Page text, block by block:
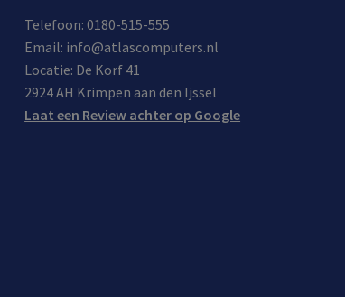
Telefoon: 0180-515-555
Email: info@atlascomputers.nl
Locatie: De Korf 41
2924 AH Krimpen aan den Ijssel
Laat een Review achter op Google